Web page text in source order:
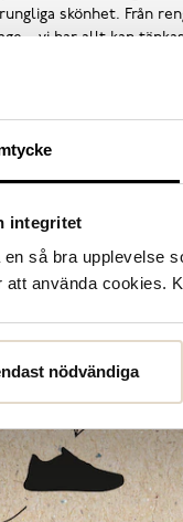
integritet
en så bra upplevelse
att använda cookies.
nödvändiga
skönhet. Från
– vi har allt kan tänkas